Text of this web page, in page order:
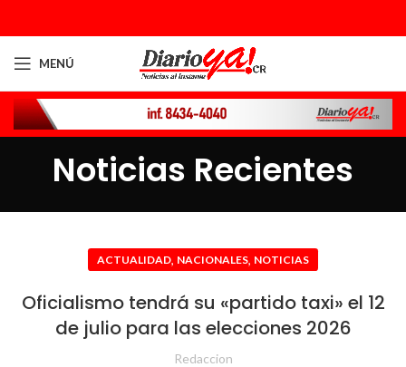
MENÚ
Noticias Recientes
ACTUALIDAD, NACIONALES, NOTICIAS
Oficialismo tendrá su «partido taxi» el 12
de julio para las elecciones 2026
Redaccion